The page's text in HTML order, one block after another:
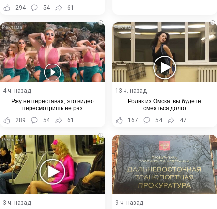
294 54 61
i
4 ч. назад
Ржу не переставая, это видео
пересмотришь не раз
289
54 61
i
13 ч. назад
Ролик из Омска: вы будете
смеяться долго
167
54 47
i
3 ч. назад
9 ч. назад